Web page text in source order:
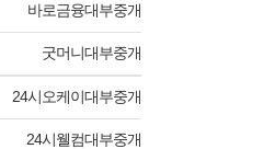
바로금융대부중개
굿머니대부중개
24시오케이대부중개
24시웰컴대부중개